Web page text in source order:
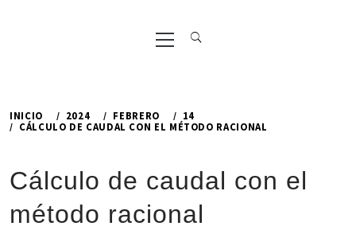
Menú
principal
INICIO 2024 FEBRERO
14
CÁLCULO DE CAUDAL CON EL MÉTODO RACIONAL
Cálculo de caudal con el
método racional